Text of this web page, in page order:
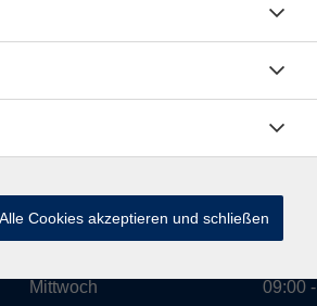
Dienstag
Mittwoch
09:00
13:00
10:00
13:00
09:00
Alle Cookies akzeptieren und schließen